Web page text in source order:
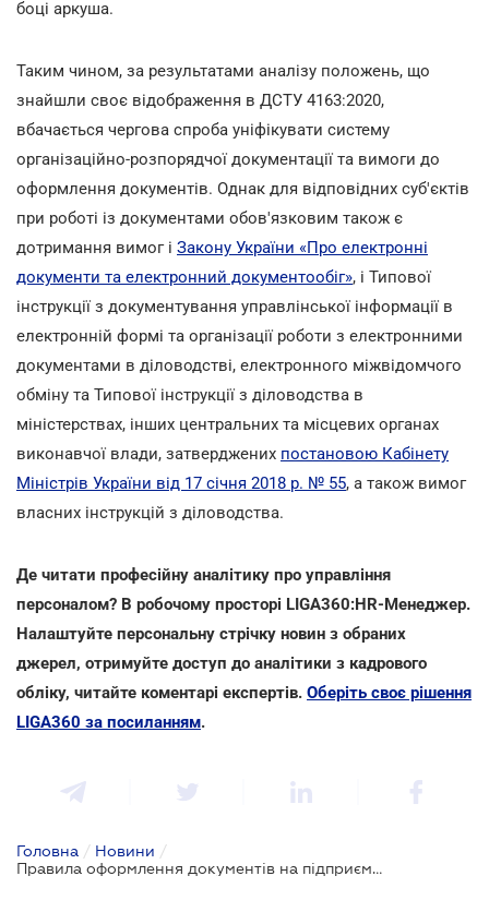
боці аркуша.
Таким чином, за результатами аналізу положень, що
знайшли своє відображення в ДСТУ 4163:2020,
вбачається чергова спроба уніфікувати систему
організаційно-розпорядчої документації та вимоги до
оформлення документів. Однак для відповідних суб'єктів
при роботі із документами обов'язковим також є
дотримання вимог і Закону України «Про електронні
документи та електронний документообіг», і Типової
інструкції з документування управлінської інформації в
електронній формі та організації роботи з електронними
документами в діловодстві, електронного міжвідомчого
обміну та Типової інструкції з діловодства в
міністерствах, інших центральних та місцевих органах
виконавчої влади, затверджених постановою Кабінету
Міністрів України від 17 січня 2018 р. № 55, а також вимог
власних інструкцій з діловодства.
Де читати професійну аналітику про управління
персоналом? В робочому просторі LIGA360:HR-Менеджер.
Налаштуйте персональну стрічку новин з обраних
джерел, отримуйте доступ до аналітики з кадрового
обліку, читайте коментарі експертів. Оберіть своє рішення
LIGA360 за посиланням.
Головна / Новини /
Правила оформлення документів на підприємствах оновили: топ-10 змін